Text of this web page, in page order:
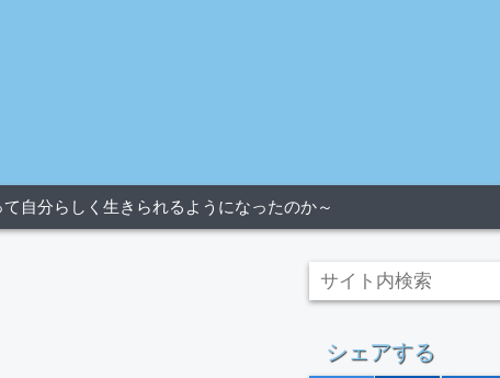
自分らしく生きられるようになったのか～
シェアする